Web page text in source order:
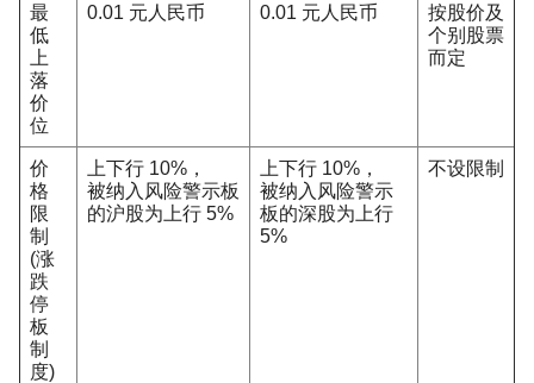
最
低
上
落
价
位
0.01 元人民币 0.01 元人民币
按股价及
个别股票
而定
价
格
限
制
(涨
跌
停
板
制
度)
上下行 10%，
被纳入风险警示板
的沪股为上行 5%
上下行 10%，
被纳入风险警示
板的深股为上行
5%
不设限制